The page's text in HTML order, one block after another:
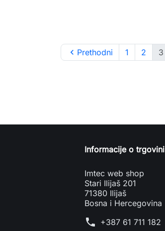
 Prethodni 1 2 3
Informacije o trgovini
Imtec web shop
Stari Ilijaš 201
71380 Ilijaš
Bosna i Hercegovina
phone +387 61 711 182